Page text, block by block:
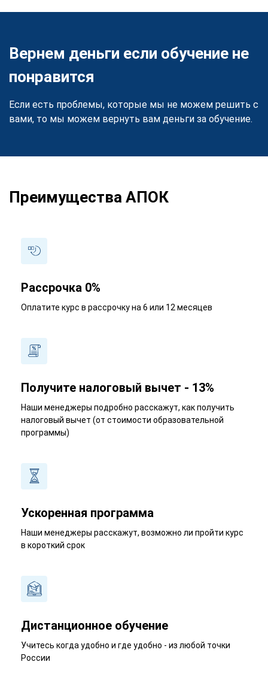
Вернем деньги если обучение не
понравится
Если есть проблемы, которые мы не можем решить с
вами, то мы можем вернуть вам деньги за обучение.
Преимущества АПОК
Рассрочка 0%
Оплатите курс в рассрочку на 6 или 12 месяцев
Получите налоговый вычет - 13%
Наши менеджеры подробно расскажут, как получить
налоговый вычет (от стоимости образовательной
программы)
Ускоренная программа
Наши менеджеры расскажут, возможно ли пройти курс
в короткий срок
Дистанционное обучение
Учитесь когда удобно и где удобно - из любой точки
России